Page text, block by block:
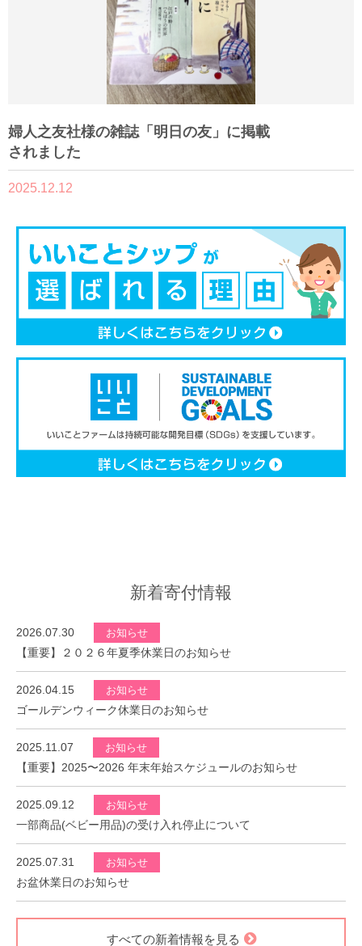
婦人之友社様の雑誌「明日の友」に掲載
されました
2025.12.12
新着寄付情報
2026.07.30 お知らせ
【重要】２０２６年夏季休業日のお知らせ
2026.04.15 お知らせ
ゴールデンウィーク休業日のお知らせ
2025.11.07 お知らせ
【重要】2025〜2026 年末年始スケジュールのお知らせ
2025.09.12 お知らせ
一部商品(ベビー用品)の受け入れ停止について
2025.07.31 お知らせ
お盆休業日のお知らせ
すべての新着情報を見る